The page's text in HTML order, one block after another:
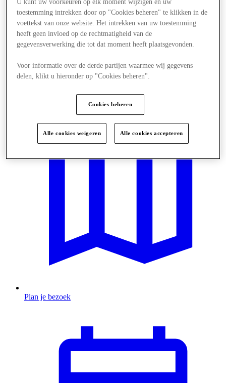
Plan je bezoek
U kunt uw voorkeuren op elk moment wijzigen en uw
toestemming intrekken door op "Cookies beheren" te klikken in de
voettekst van onze website. Het intrekken van uw toestemming
heeft geen invloed op de rechtmatigheid van de
gegevensverwerking die tot dat moment heeft plaatsgevonden.
Voor informatie over de derde partijen waarmee wij gegevens
delen, klikt u hieronder op "Cookies beheren".
Cookies beheren
Alle cookies weigeren Alle cookies accepteren